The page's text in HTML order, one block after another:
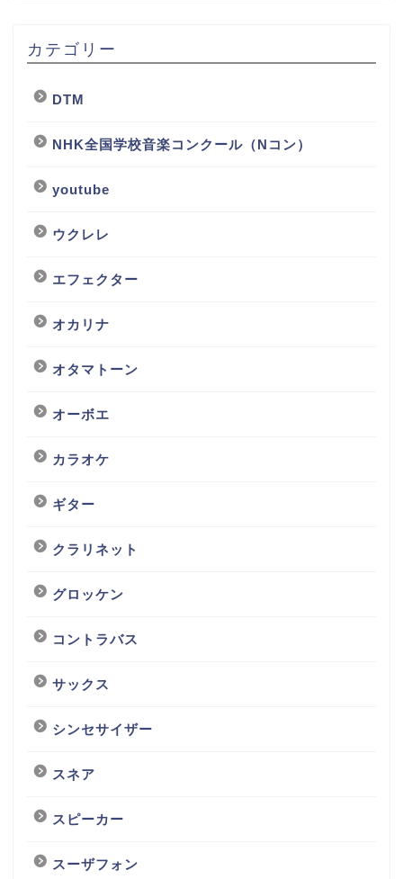
カテゴリー
DTM
NHK全国学校音楽コンクール（Nコン）
youtube
ウクレレ
エフェクター
オカリナ
オタマトーン
オーボエ
カラオケ
ギター
クラリネット
グロッケン
コントラバス
サックス
シンセサイザー
スネア
スピーカー
スーザフォン